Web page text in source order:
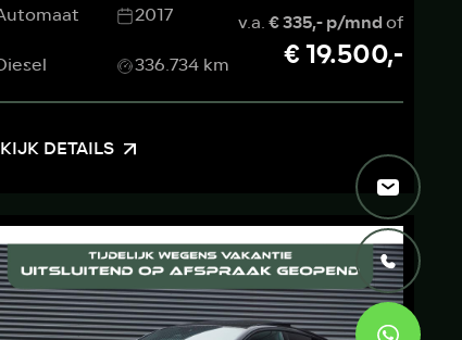
2017
336.734 km
v.a.€ 335,- p/mndof
€ 19.500,-
DETAILS